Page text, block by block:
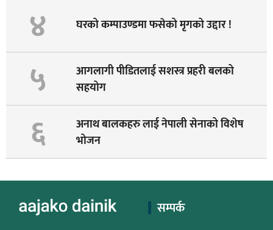
४ घरको कम्पाउण्डमा फसेको मृगको उद्दार !
५
आगलागी पीडितलाई सशस्त्र प्रहरी बलको
सहयोग
६
अनाथ बालकहरु लाई नेपाली सेनाको विशेष
भोजन
सम्पर्क